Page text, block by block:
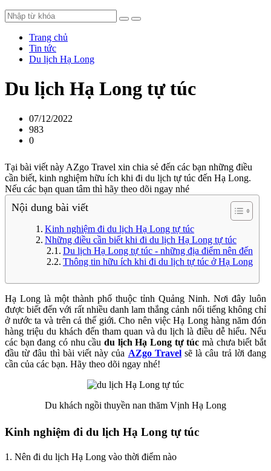
Trang chủ
Tin tức
Du lịch Hạ Long
Du lịch Hạ Long tự túc
07/12/2022
983
0
Tại bài viết này AZgo Travel xin chia sẻ đến các bạn những điều
cần biết, kinh nghiệm hữu ích khi đi du lịch tự túc đến Hạ Long.
Nếu các bạn quan tâm thì hãy theo dõi ngay nhé
Nội dung bài viết
Kinh nghiệm đi du lịch Hạ Long tự túc
Những điều cần biết khi đi du lịch Hạ Long tự túc
Du lịch Hạ Long tự túc - những địa điểm nên đến
Thông tin hữu ích khi đi du lịch tự túc ở Hạ Long
Hạ Long là một thành phố thuộc tỉnh Quảng Ninh. Nơi đây luôn
được biết đến với rất nhiều danh lam thắng cảnh nổi tiếng không chỉ
ở nước ta và trên cả thế giới. Cho nên việc Hạ Long hàng năm đón
hàng triệu du khách đến tham quan và du lịch là điều dễ hiểu. Nếu
các bạn đang có nhu cầu du lịch Hạ Long tự túc mà chưa biết bắt
đầu từ đâu thì bài viết này của AZgo Travelsẽ là câu trả lời đang
cần của các bạn. Hãy theo dõi ngay nhé!
Du khách ngồi thuyền nan thăm Vịnh Hạ Long
Kinh nghiệm đi du lịch Hạ Long tự túc
1. Nên đi du lịch Hạ Long vào thời điểm nào